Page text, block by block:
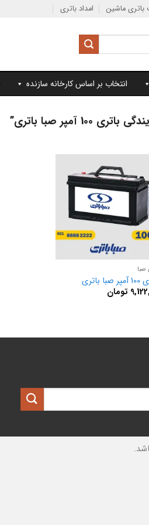
ماشین امداد باتری
انتخاب بر اساس کارخانه سازنده
صبا باتری”
صبا
باتری
تومان